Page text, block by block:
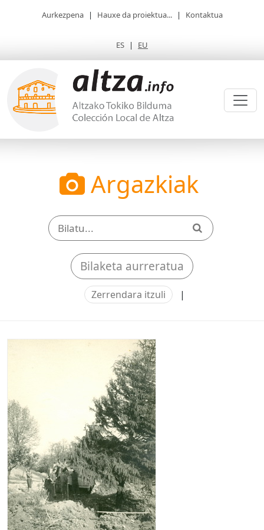
Aurkezpena | Hauxe da proiektua... | Kontaktua
ES | EU
Argazkiak
Bilaketa aurreratua
Zerrendara itzuli |